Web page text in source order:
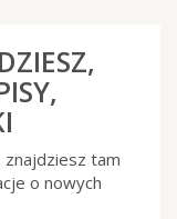
znajdziesz tam
o nowych